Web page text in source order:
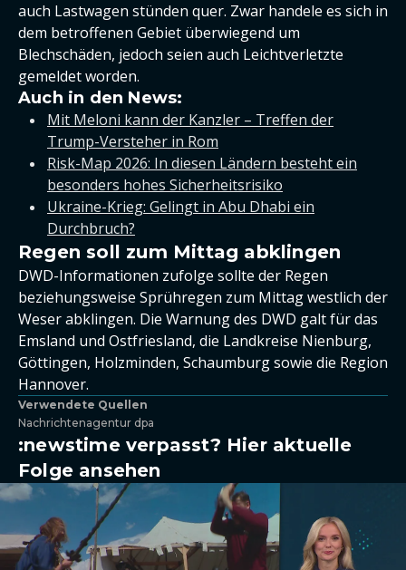
auch Lastwagen stünden quer. Zwar handele es sich in
dem betroffenen Gebiet überwiegend um
Blechschäden, jedoch seien auch Leichtverletzte
gemeldet worden.
Auch in den News:
Mit Meloni kann der Kanzler – Treffen der
Trump-Versteher in Rom
Risk-Map 2026: In diesen Ländern besteht ein
besonders hohes Sicherheitsrisiko
Ukraine-Krieg: Gelingt in Abu Dhabi ein
Durchbruch?
Regen soll zum Mittag abklingen
DWD-Informationen zufolge sollte der Regen
beziehungsweise Sprühregen zum Mittag westlich der
Weser abklingen. Die Warnung des DWD galt für das
Emsland und Ostfriesland, die Landkreise Nienburg,
Göttingen, Holzminden, Schaumburg sowie die Region
Hannover.
Verwendete Quellen
Nachrichtenagentur dpa
:newstime verpasst? Hier aktuelle
Folge ansehen